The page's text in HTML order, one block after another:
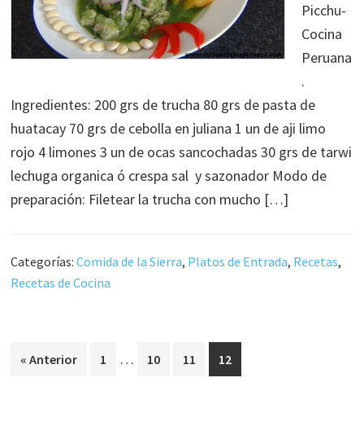
Picchu-
Cocina
Peruana
.
Ingredientes: 200 grs de trucha 80 grs de pasta de
huatacay 70 grs de cebolla en juliana 1 un de aji limo
rojo 4 limones 3 un de ocas sancochadas 30 grs de tarwi
lechuga organica ó crespa sal y sazonador Modo de
preparación: Filetear la trucha con mucho […]
Categorías:Comida de la Sierra, Platos de Entrada, Recetas,
Recetas de Cocina
« Anterior Página
1
Páginas
… Página
10 Página
11 Página
12